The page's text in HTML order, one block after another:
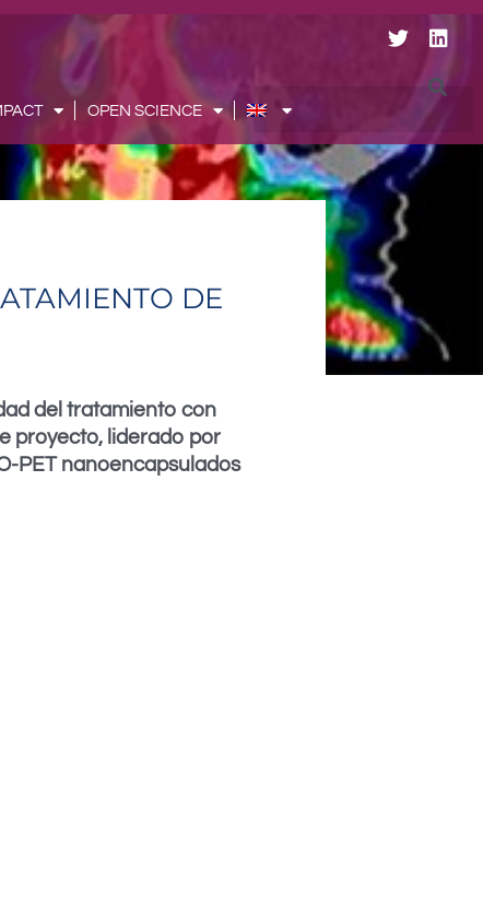
OPEN SCIENCE
T
r
L
i
n
k
d
DE
del tratamiento con
proyecto, liderado por
PET nanoencapsulados